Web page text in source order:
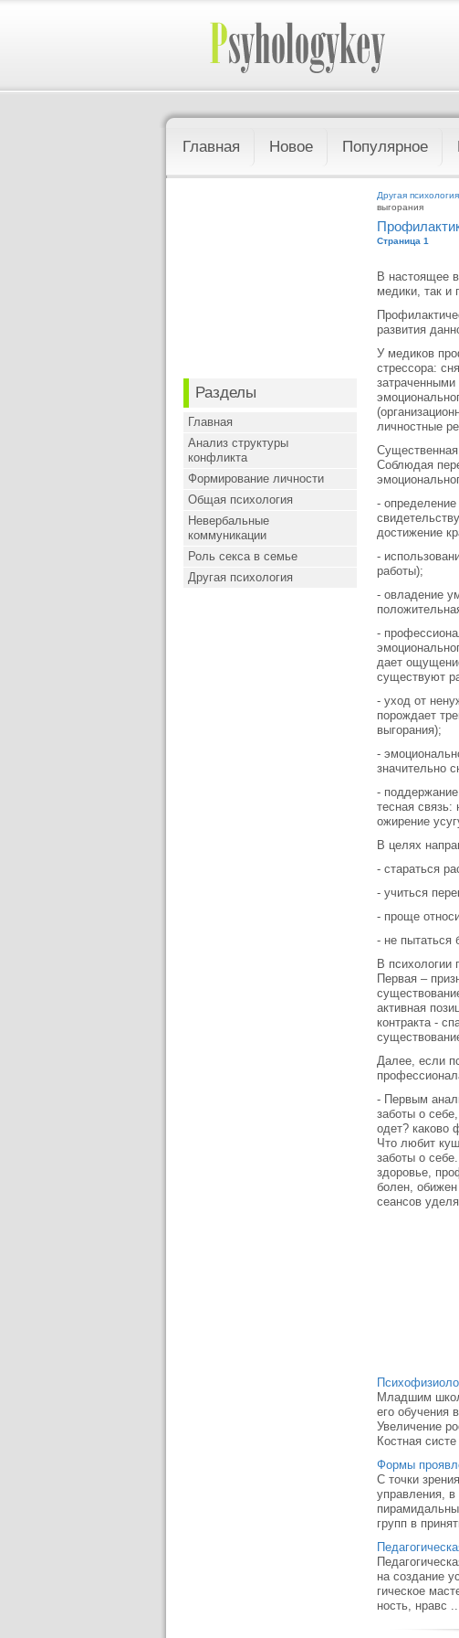
Главная Новое Популярное
Разделы
Главная
Анализ структуры
конфликта
Формирование личности
Общая психология
Невербальные
коммуникации
Роль секса в семье
Другая психология
Другая психология
выгорания
Страница 1
В настоящее
медики, так и
развития
У медиков
стрессора:
личностные
Соблюдая
- определение
достижение
-
работы);
- овладение
-
дает
существуют
- уход от
порождает
выгорания);
-
значительно
-
тесная связь:
ожирение
В целях
- стараться
- учиться
- проще
- не пытаться
В психологии
Первая –
активная
контракта -
Далее, если
- Первым
заботы о
одет? каково
Что любит
заботы о
здоровье,
болен,
сеансов
Младшим
его обучения
Увеличение
Костная
Формы
С точки
управления,
групп в
на создание
гическое
ность, нравс